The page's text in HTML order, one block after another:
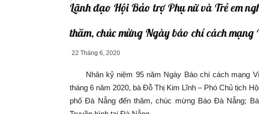
Lãnh đạo Hội Bảo trợ Phụ nữ và Trẻ em
thăm, chúc mừng Ngày báo chí cách
22 Tháng 6, 2020
Nhân kỷ niệm 95 năm Ngày Báo chí cách mạng
tháng 6 năm 2020, bà Đỗ Thị Kim Lĩnh – Phó Chủ tịch
phố Đà Nẵng đến thăm, chúc mừng Báo Đà Nẵng;